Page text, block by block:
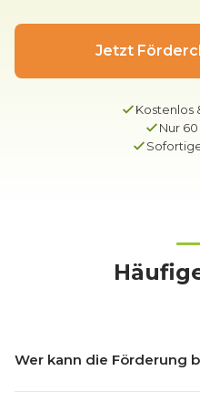
Jetzt
Kostenlos
Nur
Wer kann die Förderung